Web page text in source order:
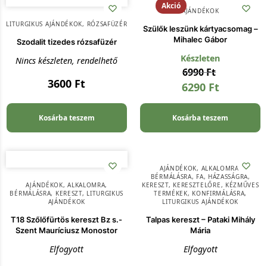
LITURGIKUS AJÁNDÉKOK, RÓZSAFÜZÉR
Szodalit tizedes rózsafüzér
Nincs készleten, rendelhető
3600 Ft
Kosárba teszem
Akció AJÁNDÉKOK
Szülők leszünk kártyacsomag –
Mihalec Gábor
Készleten
6990Ft
6290 Ft
Kosárba teszem
AJÁNDÉKOK,ALKALOMRA,
BÉRMÁLÁSRA, KERESZT, LITURGIKUS
AJÁNDÉKOK
T18 Szőlőfürtös kereszt Bz s.-
Szent Mauríciusz Monostor
Elfogyott
AJÁNDÉKOK, ALKALOMRA
BÉRMÁLÁSRA, FA, HÁZASSÁGRA,
KERESZT, KERESZTELŐRE, KÉZMŰVES
TERMÉKEK, KONFIRMÁLÁSRA,
LITURGIKUS AJÁNDÉKOK
Talpas kereszt – Pataki Mihály
Mária
Elfogyott